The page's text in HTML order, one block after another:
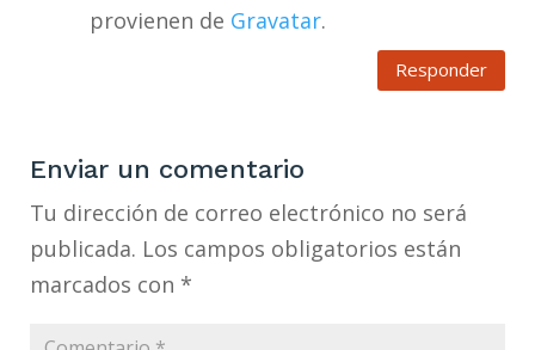
provienen de Gravatar.
Responder
Enviar un comentario
Tu dirección de correo electrónico no será
publicada. Los campos obligatorios están
marcados con *